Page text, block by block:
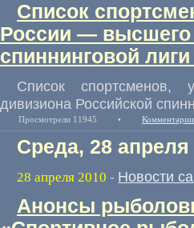
Список
России — высшего
спиннинговой лиги
Список спортсменов,
дивизиона Российской
Просмотрели 11945 •
Среда, 28 апреля
28 апреля 2010 - Новости
Анонсы